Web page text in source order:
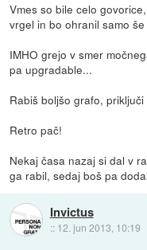
Vmes so bile celo
vrgel in bo ohranil samo
IMHO grejo v smer
pa upgradable...
Rabiš boljšo grafo,
Retro pač!
Nekaj časa nazaj si dal v
ga rabil, sedaj boš pa
Invictus
:: 12. jun 2013, 10:19